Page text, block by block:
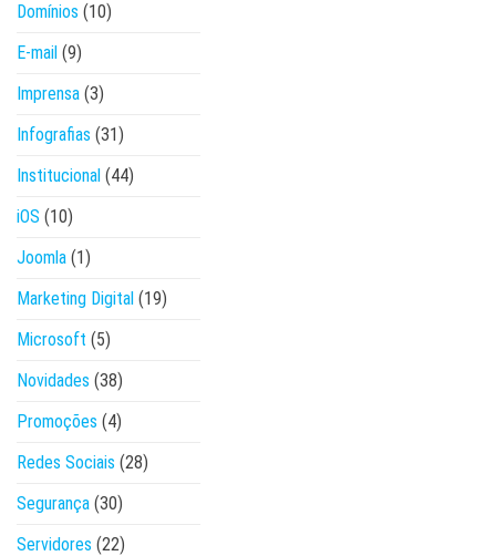
Domínios (10)
E-mail (9)
Imprensa (3)
Infografias (31)
Institucional (44)
iOS (10)
Joomla (1)
Marketing Digital (19)
Microsoft (5)
Novidades (38)
Promoções (4)
Redes Sociais (28)
Segurança (30)
Servidores (22)